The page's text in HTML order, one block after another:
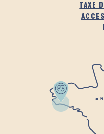
TAXE